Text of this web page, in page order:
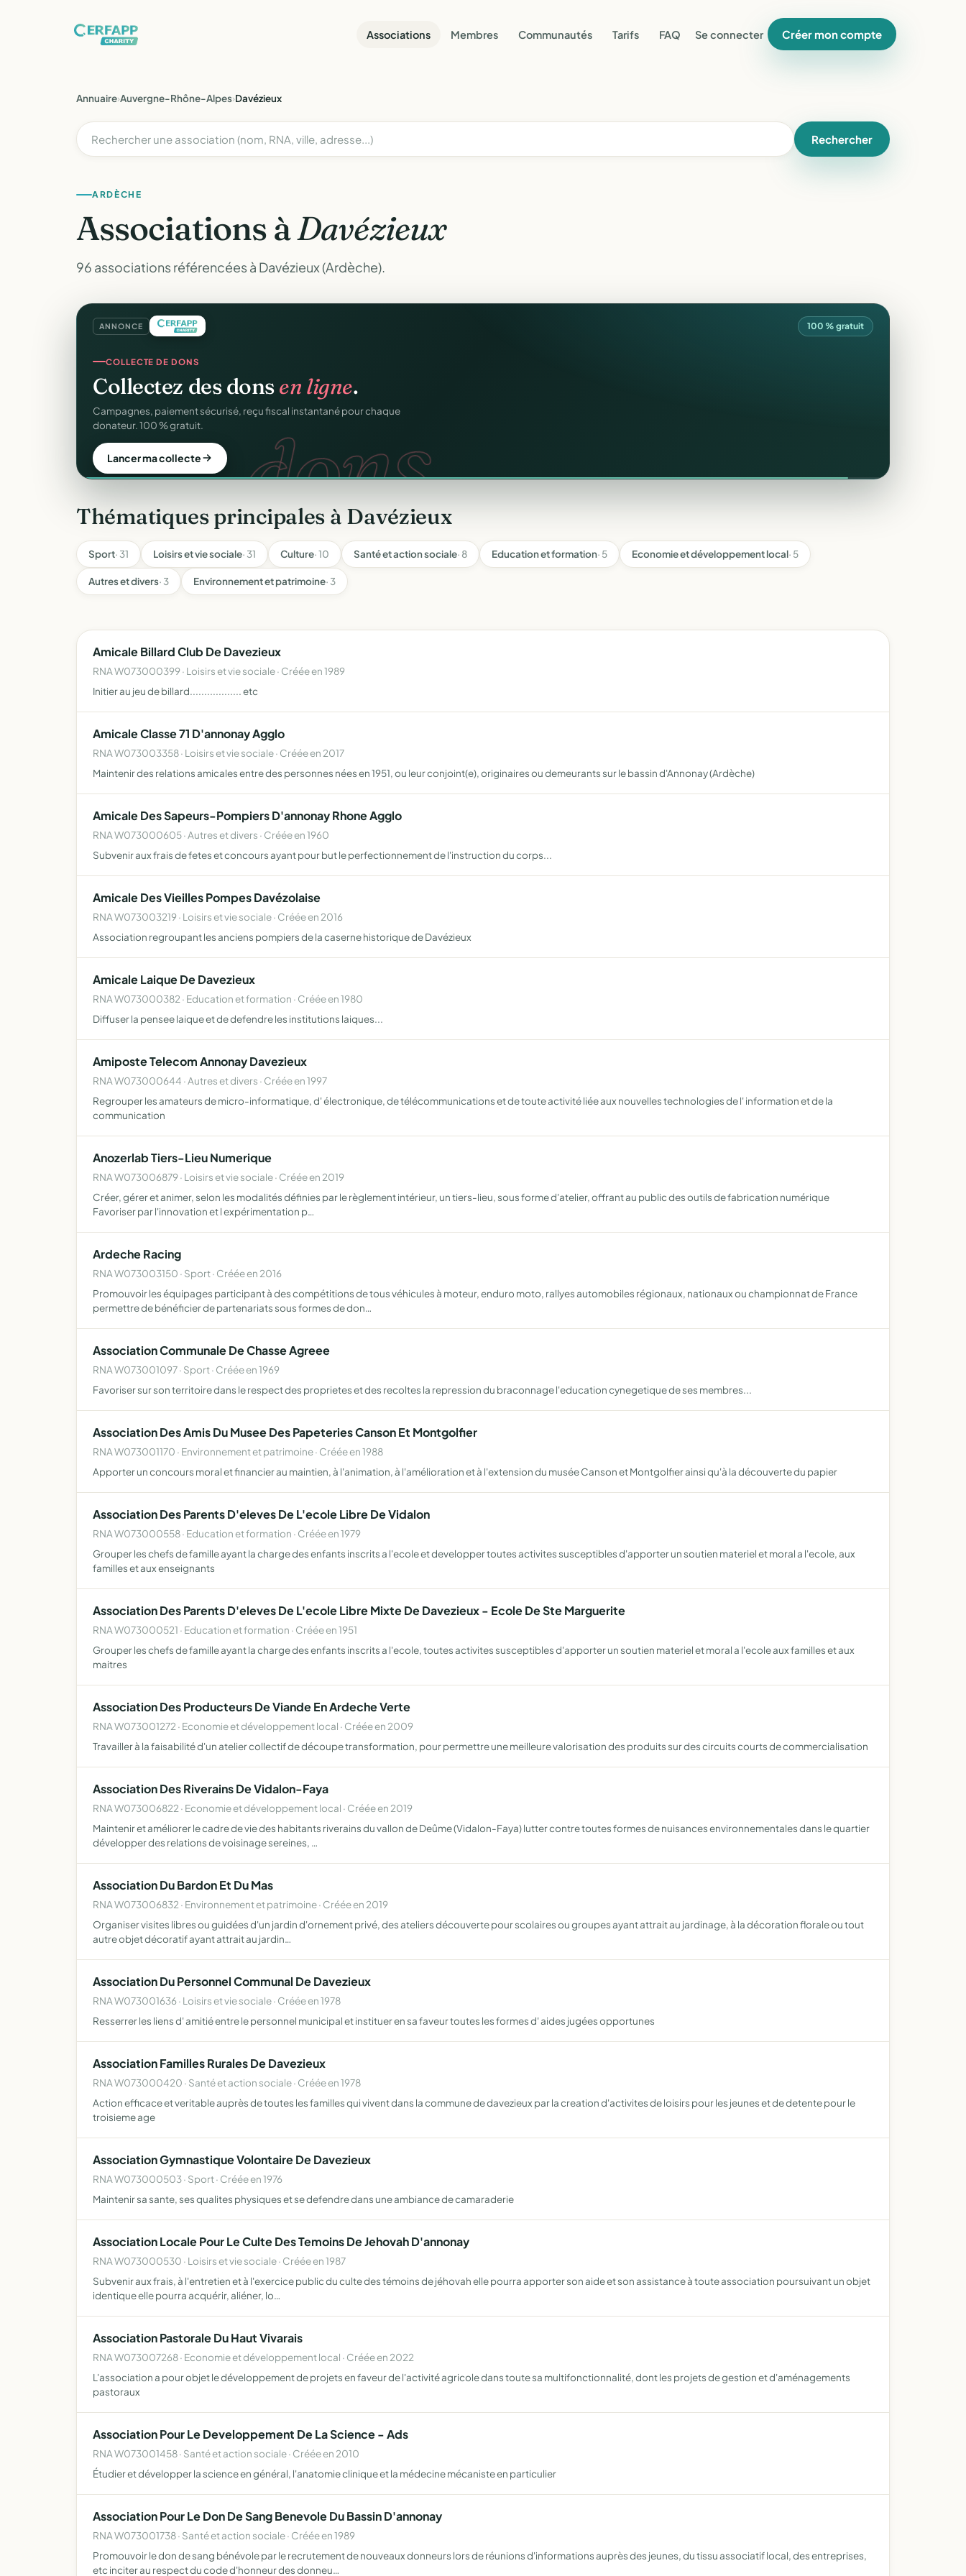
Associations Membres Communautés Tarifs FAQ Se connecter Créer mon compte
Annuaire›Auvergne-Rhône-Alpes›Davézieux
Rechercher
ARDÈCHE
Associations àDavézieux
96 associations référencées à Davézieux (Ardèche).
ANNONCE 100 % gratuit
gratuit.
GESTION D'ASSOCIATION
Gérez votre associationgratuitement
Membres, dons, événements, reçus — tout votre pilotage au même endroit,
sans rien payer.
Créer mon compte gratuit
Thématiques principales à Davézieux
Sport· 31 Loisirs et vie sociale· 31 Culture· 10 Santé et action sociale· 8 Education et formation· 5 Economie et développement local· 5
Autres et divers· 3 Environnement et patrimoine· 3
Amicale Billard Club De Davezieux
RNA W073000399 · Loisirs et vie sociale · Créée en 1989
Initier au jeu de billard.................. etc
Amicale Classe 71 D'annonay Agglo
RNA W073003358 · Loisirs et vie sociale · Créée en 2017
Maintenir des relations amicales entre des personnes nées en 1951, ou leur conjoint(e), originaires ou demeurants sur le bassin d'Annonay (Ardèche)
Amicale Des Sapeurs-Pompiers D'annonay Rhone Agglo
RNA W073000605 · Autres et divers · Créée en 1960
Subvenir aux frais de fetes et concours ayant pour but le perfectionnement de l'instruction du corps...
Amicale Des Vieilles Pompes Davézolaise
RNA W073003219 · Loisirs et vie sociale · Créée en 2016
Association regroupant les anciens pompiers de la caserne historique de Davézieux
Amicale Laique De Davezieux
RNA W073000382 · Education et formation · Créée en 1980
Diffuser la pensee laique et de defendre les institutions laiques...
Amiposte Telecom Annonay Davezieux
RNA W073000644 · Autres et divers · Créée en 1997
Regrouper les amateurs de micro-informatique, d' électronique, de télécommunications et de toute activité liée aux nouvelles technologies de l' information et de la
communication
Anozerlab Tiers-Lieu Numerique
RNA W073006879 · Loisirs et vie sociale · Créée en 2019
Créer, gérer et animer, selon les modalités définies par le règlement intérieur, un tiers-lieu, sous forme d'atelier, offrant au public des outils de fabrication numérique
Favoriser par l'innovation et l expérimentation p…
Ardeche Racing
RNA W073003150 · Sport · Créée en 2016
Promouvoir les équipages participant à des compétitions de tous véhicules à moteur, enduro moto, rallyes automobiles régionaux, nationaux ou championnat de France
permettre de bénéficier de partenariats sous formes de don…
Association Communale De Chasse Agreee
RNA W073001097 · Sport · Créée en 1969
Favoriser sur son territoire dans le respect des proprietes et des recoltes la repression du braconnage l'education cynegetique de ses membres...
Association Des Amis Du Musee Des Papeteries Canson Et Montgolfier
RNA W073001170 · Environnement et patrimoine · Créée en 1988
Apporter un concours moral et financier au maintien, à l'animation, à l'amélioration et à l'extension du musée Canson et Montgolfier ainsi qu'à la découverte du papier
Association Des Parents D'eleves De L'ecole Libre De Vidalon
RNA W073000558 · Education et formation · Créée en 1979
Grouper les chefs de famille ayant la charge des enfants inscrits a l'ecole et developper toutes activites susceptibles d'apporter un soutien materiel et moral a l'ecole, aux
familles et aux enseignants
Association Des Parents D'eleves De L'ecole Libre Mixte De Davezieux - Ecole De Ste Marguerite
RNA W073000521 · Education et formation · Créée en 1951
Grouper les chefs de famille ayant la charge des enfants inscrits a l'ecole, toutes activites susceptibles d'apporter un soutien materiel et moral a l'ecole aux familles et aux
maitres
Association Des Producteurs De Viande En Ardeche Verte
RNA W073001272 · Economie et développement local · Créée en 2009
Travailler à la faisabilité d'un atelier collectif de découpe transformation, pour permettre une meilleure valorisation des produits sur des circuits courts de commercialisation
Association Des Riverains De Vidalon-Faya
RNA W073006822 · Economie et développement local · Créée en 2019
Maintenir et améliorer le cadre de vie des habitants riverains du vallon de Deûme (Vidalon-Faya) lutter contre toutes formes de nuisances environnementales dans le quartier
développer des relations de voisinage sereines, …
Association Du Bardon Et Du Mas
RNA W073006832 · Environnement et patrimoine · Créée en 2019
Organiser visites libres ou guidées d'un jardin d'ornement privé, des ateliers découverte pour scolaires ou groupes ayant attrait au jardinage, à la décoration florale ou tout
autre objet décoratif ayant attrait au jardin…
Association Du Personnel Communal De Davezieux
RNA W073001636 · Loisirs et vie sociale · Créée en 1978
Resserrer les liens d' amitié entre le personnel municipal et instituer en sa faveur toutes les formes d' aides jugées opportunes
Association Familles Rurales De Davezieux
RNA W073000420 · Santé et action sociale · Créée en 1978
Action efficace et veritable auprès de toutes les familles qui vivent dans la commune de davezieux par la creation d'activites de loisirs pour les jeunes et de detente pour le
troisieme age
Association Gymnastique Volontaire De Davezieux
RNA W073000503 · Sport · Créée en 1976
Maintenir sa sante, ses qualites physiques et se defendre dans une ambiance de camaraderie
Association Locale Pour Le Culte Des Temoins De Jehovah D'annonay
RNA W073000530 · Loisirs et vie sociale · Créée en 1987
Subvenir aux frais, à l'entretien et à l'exercice public du culte des témoins de jéhovah elle pourra apporter son aide et son assistance à toute association poursuivant un objet
identique elle pourra acquérir, aliéner, lo…
Association Pastorale Du Haut Vivarais
RNA W073007268 · Economie et développement local · Créée en 2022
L'association a pour objet le développement de projets en faveur de l'activité agricole dans toute sa multifonctionnalité, dont les projets de gestion et d'aménagements
pastoraux
Association Pour Le Developpement De La Science - Ads
RNA W073001458 · Santé et action sociale · Créée en 2010
Étudier et développer la science en général, l'anatomie clinique et la médecine mécaniste en particulier
Association Pour Le Don De Sang Benevole Du Bassin D'annonay
RNA W073001738 · Santé et action sociale · Créée en 1989
Promouvoir le don de sang bénévole par le recrutement de nouveaux donneurs lors de réunions d'informations auprès des jeunes, du tissu associatif local, des entreprises,
etc inciter au respect du code d'honneur des donneu…